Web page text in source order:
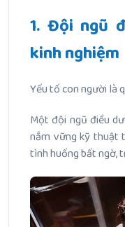
1. Đội ngũ
kinh nghiệm
Yếu tố con người là
Một đội ngũ điều
nắm vững kỹ thuật
tình huống bất ngờ,